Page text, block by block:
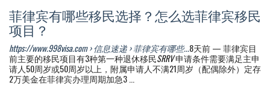
菲律宾有哪些移民选择？怎么选菲律宾移民
项目？
https://www.998visa.com › 信息速递 › 菲律宾有哪些...8天前 — 菲律宾目
前主要的移民项目有3种第一种退休移民SRRV申请条件需要满足主申
请人50周岁或50周岁以上，附属申请人不满21周岁（配偶除外）定存
2万美金在菲律宾办理周期加急3 ...